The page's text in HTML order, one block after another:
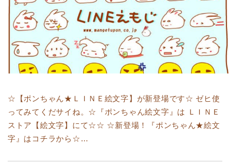
☆【ポンちゃん★ＬＩＮＥ絵文字】が新登場です☆ ゼヒ使
ってみてくだサイね。☆『ポンちゃん絵文字』は ＬＩＮＥ
ストア【絵文字】にて☆☆ ☆新登場！『ポンちゃん★絵文
字』はコチラから☆…